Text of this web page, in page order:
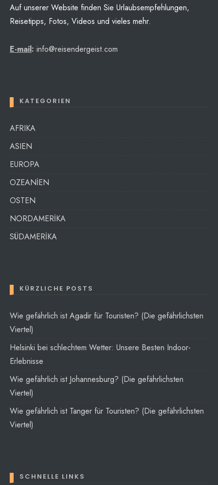
Auf unserer Website finden Sie Urlaubsempfehlungen,
Reisetipps, Fotos, Videos und vieles mehr.
E-mail: info@reisendergeist.com
KATEGORIEN
AFRIKA
ASIEN
EUROPA
OZEANİEN
OSTEN
NORDAMERİKA
SÜDAMERİKA
KÜRZLICHE POSTS
Wie gefährlich ist Agadir für Touristen? (Die gefährlichsten
Viertel)
Helsinki bei schlechtem Wetter: Unsere Besten Indoor-
Erlebnisse
Wie gefährlich ist Johannesburg? (Die gefährlichsten
Viertel)
Wie gefährlich ist Tanger für Touristen? (Die gefährlichsten
Viertel)
SCHNELLE LINKS